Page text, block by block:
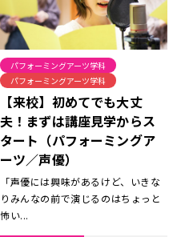
パフォーミングアーツ学科
パフォーミングアーツ学科
【来校】初めてでも大丈
夫！まずは講座見学からス
タート（パフォーミングア
ーツ／声優）
「声優には興味があるけど、いきな
りみんなの前で演じるのはちょっと
怖い...